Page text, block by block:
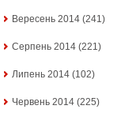
Вересень 2014 (241)
Серпень 2014 (221)
Липень 2014 (102)
Червень 2014 (225)